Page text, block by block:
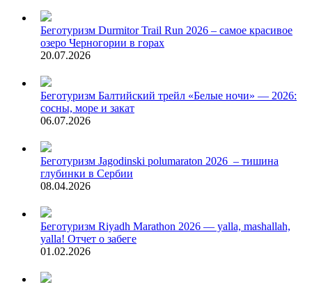
Беготуризм Durmitor Trail Run 2026 – самое красивое
озеро Черногории в горах
20.07.2026
Беготуризм Балтийский трейл «Белые ночи» — 2026:
сосны, море и закат
06.07.2026
Беготуризм Jagodinski polumaraton 2026 – тишина
глубинки в Сербии
08.04.2026
Беготуризм Riyadh Marathon 2026 — yalla, mashallah,
yalla! Отчет о забеге
01.02.2026